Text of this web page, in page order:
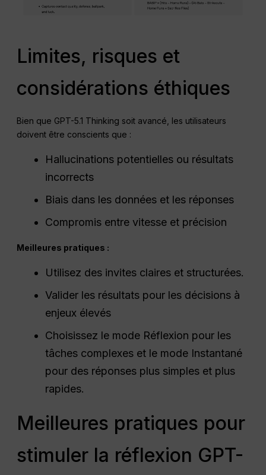
Limites, risques et
considérations éthiques
Bien que GPT-5.1 Thinking soit avancé, les utilisateurs
doivent être conscients que :
Hallucinations potentielles ou résultats
incorrects
Biais dans les données et les réponses
Compromis entre vitesse et précision
Meilleures pratiques :
Utilisez des invites claires et structurées.
Valider les résultats pour les décisions à
enjeux élevés
Choisissez le mode Réflexion pour les
tâches complexes et le mode Instantané
pour des réponses plus simples et plus
rapides.
Meilleures pratiques pour
stimuler la réflexion GPT-